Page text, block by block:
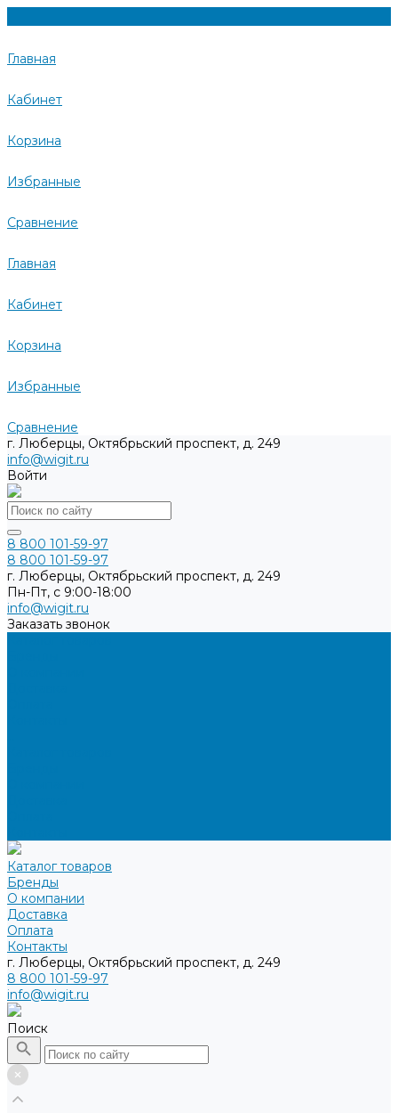
Главная
Кабинет
Корзина
Избранные
Сравнение
Главная
Кабинет
Корзина
Избранные
Сравнение
г. Люберцы, Октябрьский проспект, д. 249
info@wigit.ru
Войти
8 800 101-59-97
8 800 101-59-97
г. Люберцы, Октябрьский проспект, д. 249
Пн-Пт, с 9:00-18:00
info@wigit.ru
Заказать звонок
Каталог товаров
Бренды
О компании
Доставка
Оплата
Контакты
г. Люберцы, Октябрьский проспект, д. 249
8 800 101-59-97
info@wigit.ru
Поиск